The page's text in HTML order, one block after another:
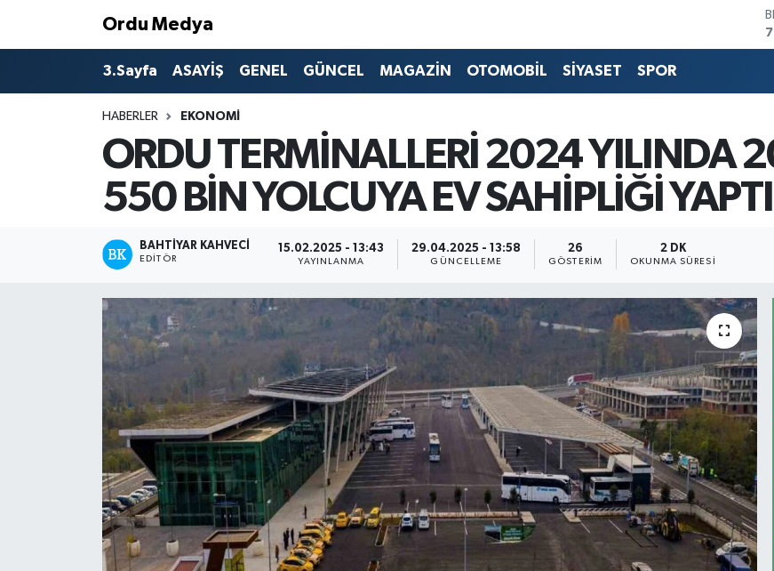
Ordu Medya
3.Sayfa ASAYİŞ GENEL GÜNCEL MAGAZİN OTOMOBİL SİYASET SPOR
HABERLER EKONOMİ
ORDU TERMİNALLERİ 2024 YILINDA
550 BİN YOLCUYA EV SAHİPLİĞİ YAPTI
BAHTIYAR KAHVECI
EDITÖR
15.02.2025 - 13:43
YAYINLANMA
29.04.2025 - 13:58
GÜNCELLEME
26
GÖSTERIM
2 DK
OKUNMA SÜRESI
Basketbol
Bilim & Teknoloji
EĞİTİM
GÜNDEM
MAGAZİN
OTOMOBİL
Nöbetçi Eczaneler
Hava Durumu
Namaz Vakitleri
Trafik Durumu
Süper Lig Puan Durumu ve Fikstür
Son Dakika Haberleri